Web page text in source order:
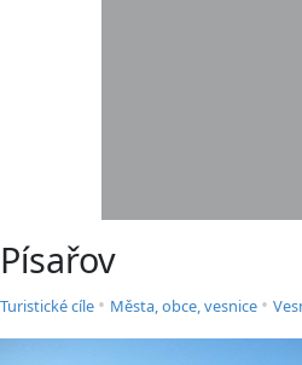
Písařov
Turistické cíle • Města, obce, vesnice •